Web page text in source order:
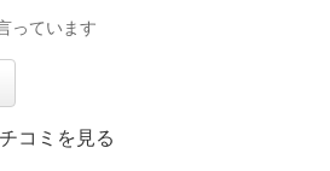
っています
コミを見る